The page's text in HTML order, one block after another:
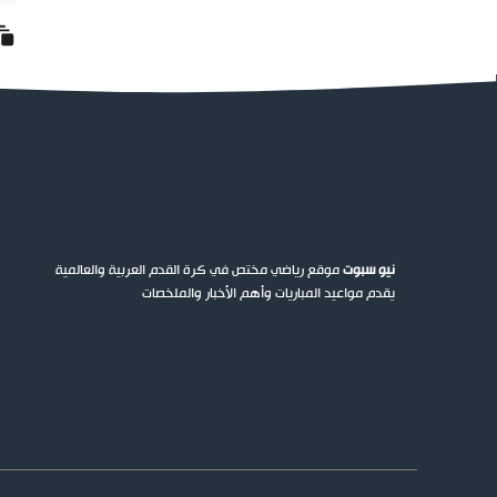
نيو سبوتموقع رياضي مختص في كرة القدم العربية والعالمية
يقدم مواعيد المباريات وأهم الأخبار والملخصات